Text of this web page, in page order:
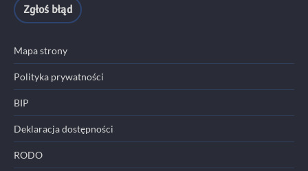
Zgłoś błąd
Mapa strony
Polityka prywatności
BIP
Deklaracja dostępności
RODO